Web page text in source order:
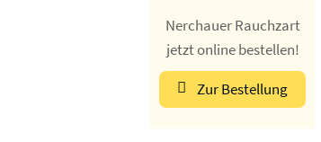
Nerchauer Rauchzart
jetzt online bestellen!
Zur Bestellung